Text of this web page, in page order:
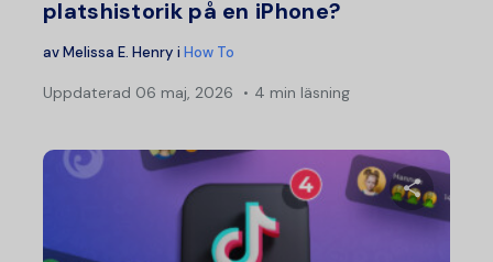
platshistorik på en iPhone?
avMelissa E. Henry i How To
Uppdaterad 06 maj, 2026 4 min läsning
Dela